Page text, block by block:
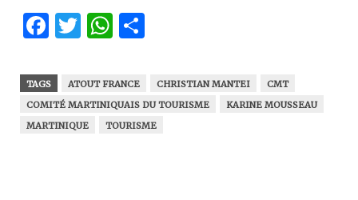
Facebook
Twitter
WhatsApp
TAGS ATOUT FRANCE CHRISTIAN MANTEI
CMT
COMITÉ MARTINIQUAIS DU TOURISME
KARINE MOUSSEAU
MARTINIQUE
TOURISME